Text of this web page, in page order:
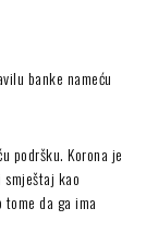
banke nameću
podršku. Korona je
kao
da ga ima